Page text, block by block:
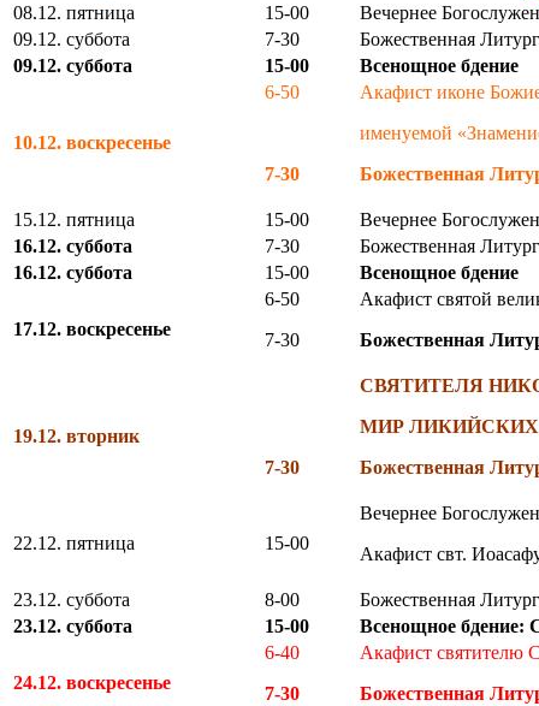
08.12. пятница
15-00
Вечернее
09.12. суббота
7-30
Божественная
09.12. суббота
15-00 Всенощное бдение
10.12. воскресенье
6-50
7-30
Акафист иконе
именуемой
Божественная
15.12. пятница 15-00
Вечернее
16.12. суббота
7-30
Божественная
16.12. суббота
15-00 Всенощное бдение
17.12. воскресенье
6-50
7-30
Акафист святой
Божественная
19.12. вторник
7-30
СВЯТИТЕЛЯ
МИР
Божественная
22.12. пятница 15-00
Вечернее
Акафист свт.
23.12. суббота 8-00
Божественная
23.12. суббота
15-00 Всенощное
24.12. воскресенье
6-40
7-30
Акафист святителю
Божественная